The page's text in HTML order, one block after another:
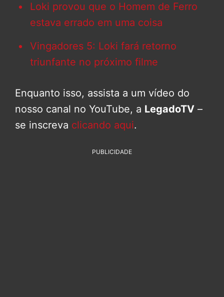
Loki provou que o Homem de Ferro
estava errado em uma coisa
Vingadores 5: Loki fará retorno
triunfante no próximo filme
Enquanto isso, assista a um vídeo do
nosso canal no YouTube, a LegadoTV –
se inscreva clicando aqui.
PUBLICIDADE